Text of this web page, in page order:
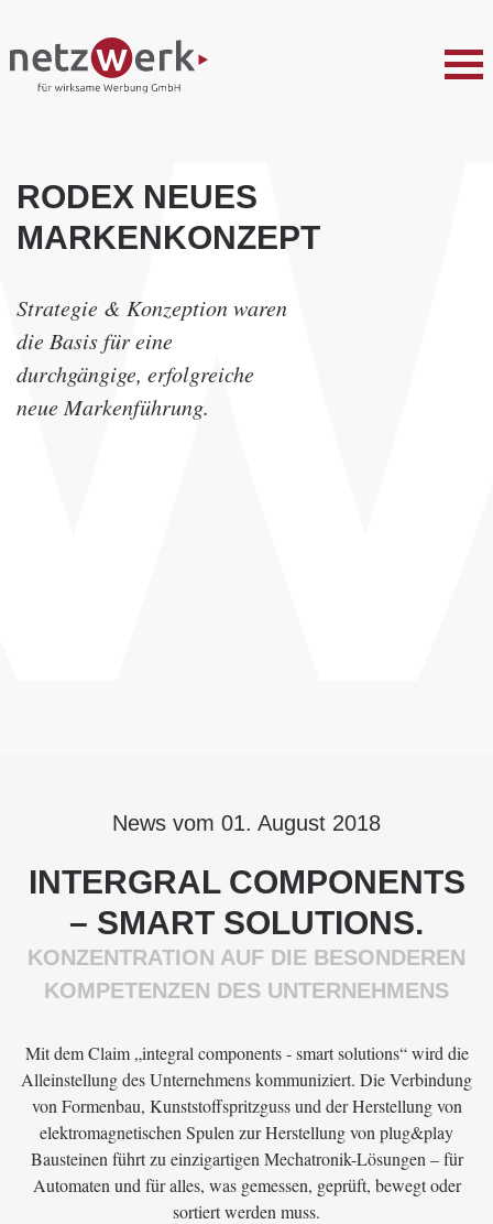
RODEX NEUES
MARKENKONZEPT
Strategie & Konzeption waren
die Basis für eine
durchgängige, erfolgreiche
neue Markenführung.
News vom 01. August 2018
INTERGRAL COMPONENTS
– SMART SOLUTIONS.
KONZENTRATION AUF DIE BESONDEREN
KOMPETENZEN DES UNTERNEHMENS
Mit dem Claim „integral components - smart solutions“ wird die
Alleinstellung des Unternehmens kommuniziert. Die Verbindung
von Formenbau, Kunststoffspritzguss und der Herstellung von
elektromagnetischen Spulen zur Herstellung von plug&play
Bausteinen führt zu einzigartigen Mechatronik-Lösungen – für
Automaten und für alles, was gemessen, geprüft, bewegt oder
sortiert werden muss.